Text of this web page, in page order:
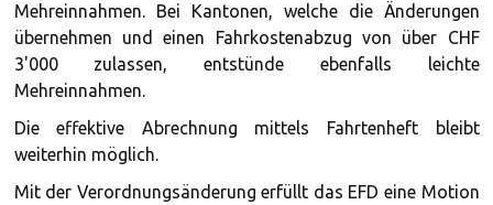
Mehreinnahmen. Bei Kantonen, welche die Änderungen
übernehmen und einen Fahrkostenabzug von über CHF
3'000 zulassen, entstünde ebenfalls leichte
Mehreinnahmen.
Die effektive Abrechnung mittels Fahrtenheft bleibt
weiterhin möglich.
Mit der Verordnungsänderung erfüllt das EFD eine Motion